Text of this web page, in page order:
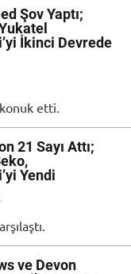
Şov Yaptı;
İkinci Devrede
etti.
21 Sayı Attı;
Yendi
ve Devon